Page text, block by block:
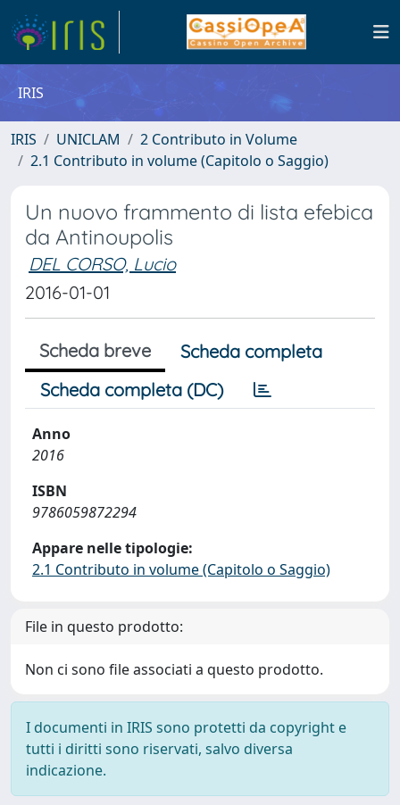
IRIS
IRIS UNICLAM
2 Contributo in Volume
2.1 Contributo in volume (Capitolo o Saggio)
Un nuovo frammento di lista efebica
da Antinoupolis
DEL CORSO, Lucio
2016-01-01
Scheda breve
Scheda completa
Scheda completa (DC)
Anno
2016
ISBN
9786059872294
Appare nelle tipologie:
2.1 Contributo in volume (Capitolo o Saggio)
File in questo prodotto:
Non ci sono file associati a questo prodotto.
I documenti in IRIS sono protetti da copyright e
tutti i diritti sono riservati, salvo diversa
indicazione.